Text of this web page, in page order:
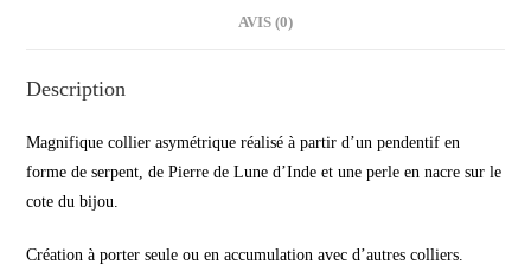
AVIS (0)
Description
Magnifique collier asymétrique réalisé à partir d’un pendentif en
forme de serpent, de Pierre de Lune d’Inde et une perle en nacre sur le
cote du bijou.
Création à porter seule ou en accumulation avec d’autres colliers.